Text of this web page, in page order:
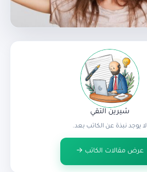
شيرين التقي
لا يوجد نبذة عن الكاتب بعد.
عرض مقالات الكاتب →